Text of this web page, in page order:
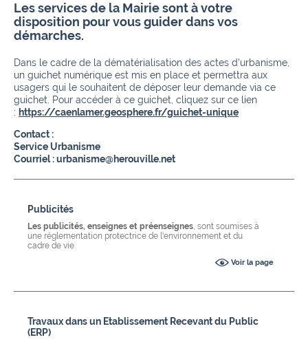
Les services de la Mairie sont à votre
disposition pour vous guider dans vos
démarches.
Dans le cadre de la dématérialisation des actes d’urbanisme,
un guichet numérique est mis en place et permettra aux
usagers qui le souhaitent de déposer leur demande via ce
guichet. Pour accéder à ce guichet, cliquez sur ce lien
: https://caenlamer.geosphere.fr/guichet-unique
Contact :
Service Urbanisme
Courriel : urbanisme@herouville.net
Publicités
Les publicités, enseignes et préenseignes, sont soumises à
une réglementation protectrice de l'environnement et du
cadre de vie.
Voir la page
Travaux dans un Etablissement Recevant du Public
(ERP)